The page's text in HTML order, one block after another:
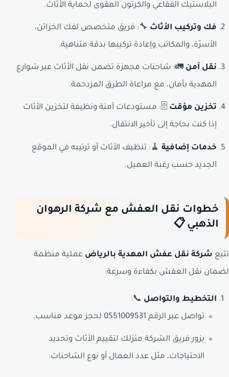
البلاستيك الفقاعي والكرتون المقوى لحماية الأثاث.
فك وتركيب الأثاث 🔧: فريق متخصص لفك الخزائن،
الأسرّة، والمكاتب وإعادة تركيبها بدقة متناهية.
نقل آمن 🚛: شاحنات مجهزة تضمن نقل الأثاث عبر شوارع
المهدية بأمان، مع مراعاة الطرق المزدحمة.
تخزين مؤقت 🗄️: مستودعات آمنة ونظيفة لتخزين الأثاث
إذا كنت بحاجة إلى تأخير الانتقال.
خدمات إضافية🧹: تنظيف الأثاث أو ترتيبه في الموقع
الجديد حسب رغبة العميل.
خطوات نقل العفش مع شركة الرهوان
الذهبي 📋
تتبع شركة نقل عفش المهدية بالرياض عملية منظمة
لضمان نقل العفش بكفاءة وسرعة:
التخطيط والتواصل 📞:
تواصل عبر الرقم 0551009531 لحجز موعد مناسب.
يزور فريق الشركة منزلك لتقييم الأثاث وتحديد
الاحتياجات، مثل عدد العمال أو نوع الشاحنات.